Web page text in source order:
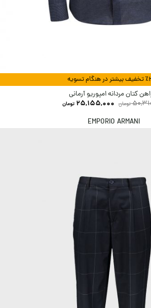
کتان مردانه امپوریو آرمانی
تومان 25,155,000 تومان
EMPORIO ARMANI